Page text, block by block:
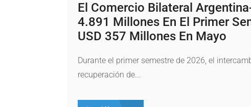
El Comercio Bilateral
4.891 Millones En El Primer
USD 357 Millones En Mayo
Durante el primer semestre de 2026, el
recuperación de...